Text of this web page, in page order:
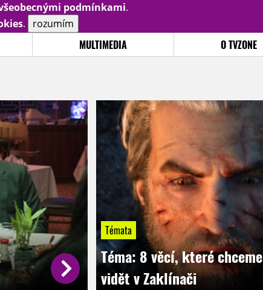
podmínkami.
. rozumím
MULTIMEDIA O TVZONE
Témata
Téma: 8 věcí, které chceme
vidět v Zaklínači